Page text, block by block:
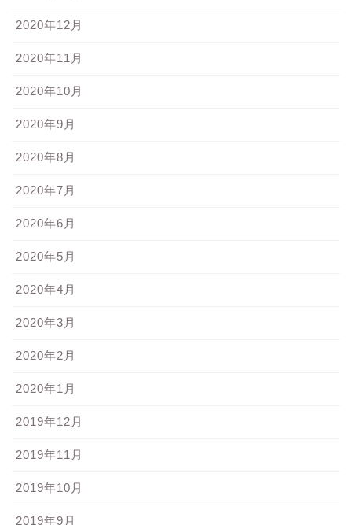
2020年12月
2020年11月
2020年10月
2020年9月
2020年8月
2020年7月
2020年6月
2020年5月
2020年4月
2020年3月
2020年2月
2020年1月
2019年12月
2019年11月
2019年10月
2019年9月